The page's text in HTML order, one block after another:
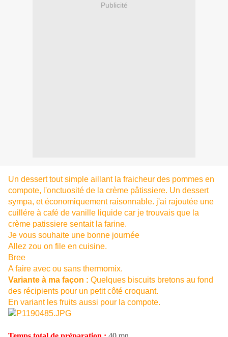
Publicité
Un dessert tout simple aillant la fraicheur des pommes en
compote, l'onctuosité de la crème pâtissiere. Un dessert
sympa, et économiquement raisonnable. j'ai rajoutée une
cuillére à café de vanille liquide car je trouvais que la
crème patissiere sentait la farine.
Je vous souhaite une bonne journée
Allez zou on file en cuisine.
Bree
A faire avec ou sans thermomix.
Variante à ma façon : Quelques biscuits bretons au fond
des récipients pour un petit côté croquant.
En variant les fruits aussi pour la compote.